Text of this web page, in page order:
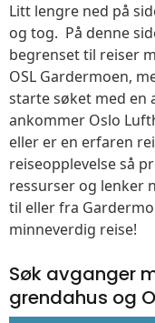
Litt lengre ned på
og tog. På denne
begrenset til reiser
OSL Gardermoen,
starte søket med en
ankommer Oslo
eller er en erfaren
reiseopplevelse så
ressurser og lenker
til eller fra
minneverdig reise!
Søk avganger
grendahus og